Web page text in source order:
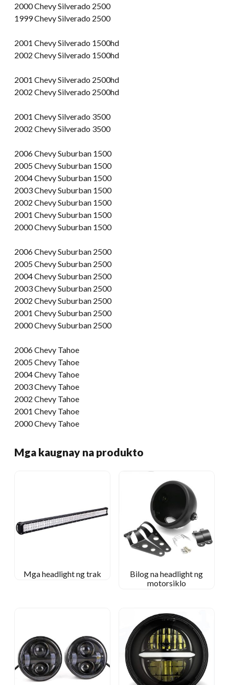
2000 Chevy Silverado 2500
1999 Chevy Silverado 2500
2001 Chevy Silverado 1500hd
2002 Chevy Silverado 1500hd
2001 Chevy Silverado 2500hd
2002 Chevy Silverado 2500hd
2001 Chevy Silverado 3500
2002 Chevy Silverado 3500
2006 Chevy Suburban 1500
2005 Chevy Suburban 1500
2004 Chevy Suburban 1500
2003 Chevy Suburban 1500
2002 Chevy Suburban 1500
2001 Chevy Suburban 1500
2000 Chevy Suburban 1500
2006 Chevy Suburban 2500
2005 Chevy Suburban 2500
2004 Chevy Suburban 2500
2003 Chevy Suburban 2500
2002 Chevy Suburban 2500
2001 Chevy Suburban 2500
2000 Chevy Suburban 2500
2006 Chevy Tahoe
2005 Chevy Tahoe
2004 Chevy Tahoe
2003 Chevy Tahoe
2002 Chevy Tahoe
2001 Chevy Tahoe
2000 Chevy Tahoe
Mga kaugnay na produkto
Mga headlight ng trak
Bilog na headlight ng
motorsiklo